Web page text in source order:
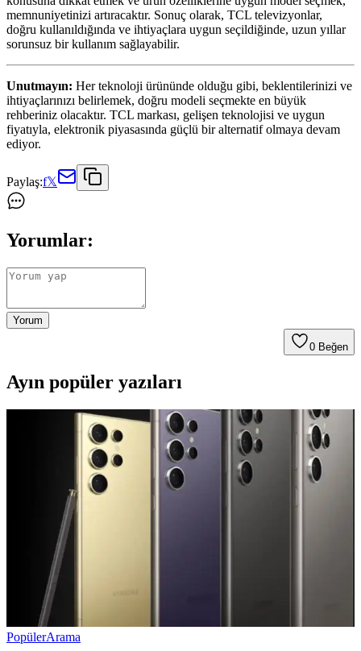
memnuniyetinizi artıracaktır. Sonuç olarak, TCL televizyonlar,
doğru kullanıldığında ve ihtiyaçlara uygun seçildiğinde, uzun yıllar
sorunsuz bir kullanım sağlayabilir.
Unutmayın: Her teknoloji ürününde olduğu gibi, beklentilerinizi ve
ihtiyaçlarınızı belirlemek, doğru modeli seçmekte en büyük
rehberiniz olacaktır. TCL markası, gelişen teknolojisi ve uygun
fiyatıyla, elektronik piyasasında güçlü bir alternatif olmaya devam
ediyor.
Paylaş:f𝕏
Yorumlar:
Yorum
0 Beğen
Ayın popüler yazıları
PopülerArama